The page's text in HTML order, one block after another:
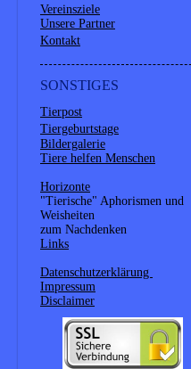
Vereinsziele
Unsere Partner
Kontakt
SONSTIGES
Tierpost
Tiergeburtstage
Bildergalerie
Tiere helfen Menschen
Horizonte
"Tierische" Aphorismen und
Weisheiten
zum Nachdenken
Links
Datenschutzerklärung
Impressum
Disclaimer